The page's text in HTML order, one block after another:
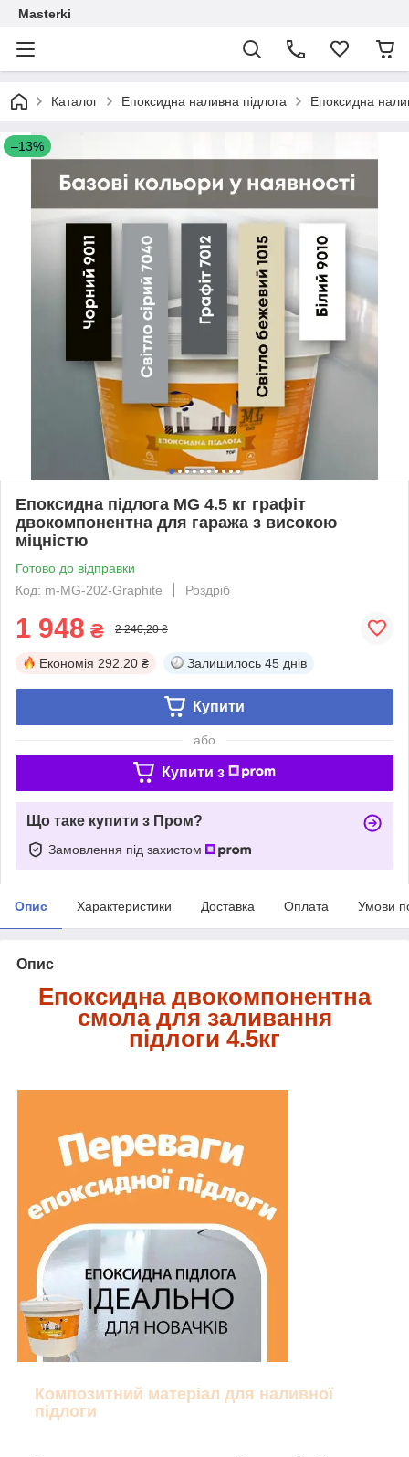
Masterki
Каталог Епоксидна наливна підлога Епоксидна
–13%
Епоксидна підлога MG 4.5 кг графіт
двокомпонентна для гаража з високою
міцністю
Готово до відправки
Код: m-MG-202-Graphite
Роздріб
1 948 ₴ 2 240,20 ₴
Економія 292.20 ₴ Залишилось 45 днів
Купити
або
Купити з
Що таке купити з Пром?
Замовлення під захистом
Опис Характеристики Доставка Оплата Умови
Опис
Епоксидна двокомпонентна
смола для заливання
підлоги 4.5кг
Композитний матеріал для наливної
підлоги